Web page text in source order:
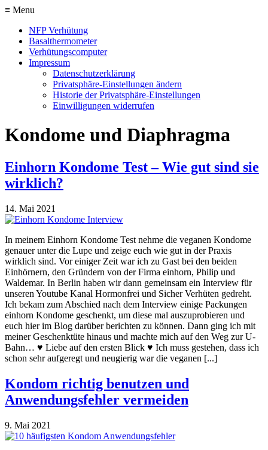
≡ Menu
NFP Verhütung
Basalthermometer
Verhütungscomputer
Impressum
Datenschutzerklärung
Privatsphäre-Einstellungen ändern
Historie der Privatsphäre-Einstellungen
Einwilligungen widerrufen
Kondome und Diaphragma
Einhorn Kondome Test – Wie gut sind sie
wirklich?
14. Mai 2021
In meinem Einhorn Kondome Test nehme die veganen Kondome
genauer unter die Lupe und zeige euch wie gut in der Praxis
wirklich sind. Vor einiger Zeit war ich zu Gast bei den beiden
Einhörnern, den Gründern von der Firma einhorn, Philip und
Waldemar. In Berlin haben wir dann gemeinsam ein Interview für
unseren Youtube Kanal Hormonfrei und Sicher Verhüten gedreht.
Ich bekam zum Abschied nach dem Interview einige Packungen
einhorn Kondome geschenkt, um diese mal auszuprobieren und
euch hier im Blog darüber berichten zu können. Dann ging ich mit
meiner Geschenktüte hinaus und machte mich auf den Weg zur U-
Bahn… ♥ Liebe auf den ersten Blick ♥ Ich muss gestehen, dass ich
schon sehr aufgeregt und neugierig war die veganen [...]
Kondom richtig benutzen und
Anwendungsfehler vermeiden
9. Mai 2021